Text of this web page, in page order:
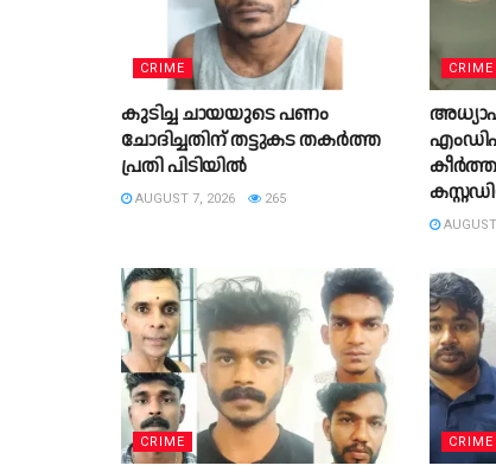
CRIME
കുടിച്ച ചായയുടെ പണം
ചോദിച്ചതിന് തട്ടുകട തകർത്ത
പ്രതി പിടിയിൽ
AUGUST 7, 2026 265
CRIME
CRIME CRIME